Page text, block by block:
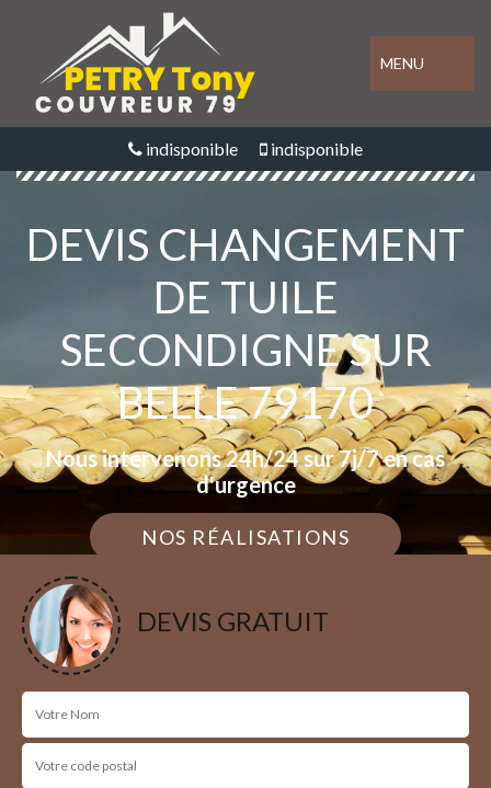
MENU
indisponible indisponible
DEVIS CHANGEMENT
DE TUILE
SECONDIGNE SUR
BELLE 79170
Nous intervenons 24h/24 sur 7j/7 en cas
d'urgence
NOS RÉALISATIONS
DEVIS GRATUIT